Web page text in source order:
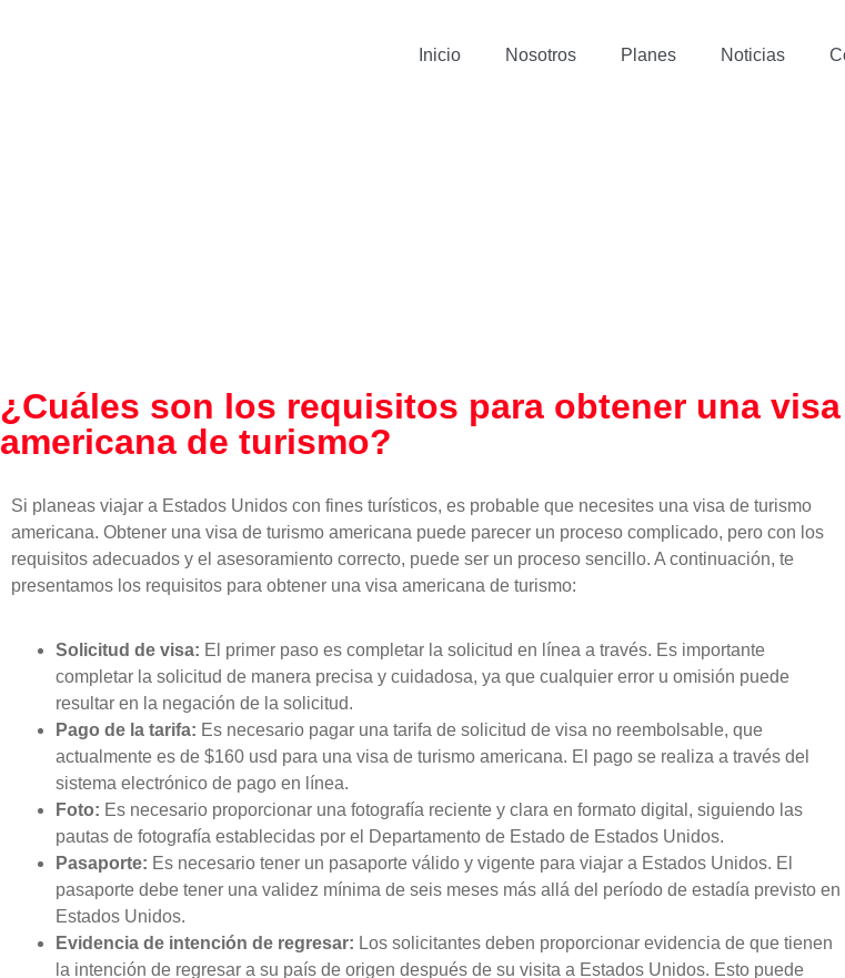
Inicio Nosotros Planes Noticias
¿Cuáles son los requisitos para obtener una visa
americana de turismo?
Si planeas viajar a Estados Unidos con fines turísticos, es probable que necesites una visa de turismo
americana. Obtener una visa de turismo americana puede parecer un proceso complicado, pero con los
requisitos adecuados y el asesoramiento correcto, puede ser un proceso sencillo. A continuación, te
presentamos los requisitos para obtener una visa americana de turismo:
Solicitud de visa: El primer paso es completar la solicitud en línea a través. Es importante
completar la solicitud de manera precisa y cuidadosa, ya que cualquier error u omisión puede
resultar en la negación de la solicitud.
Pago de la tarifa: Es necesario pagar una tarifa de solicitud de visa no reembolsable, que
actualmente es de $160 usd para una visa de turismo americana. El pago se realiza a través del
sistema electrónico de pago en línea.
Foto: Es necesario proporcionar una fotografía reciente y clara en formato digital, siguiendo las
pautas de fotografía establecidas por el Departamento de Estado de Estados Unidos.
Pasaporte: Es necesario tener un pasaporte válido y vigente para viajar a Estados Unidos. El
pasaporte debe tener una validez mínima de seis meses más allá del período de estadía previsto en
Estados Unidos.
Evidencia de intención de regresar: Los solicitantes deben proporcionar evidencia de que tienen
la intención de regresar a su país de origen después de su visita a Estados Unidos. Esto puede